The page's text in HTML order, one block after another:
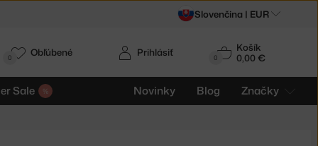
0
Košík
0,00 €
Sale Novinky Blog Značky
Prihlásiť
0 Obľúbené
Slovenčina | EUR